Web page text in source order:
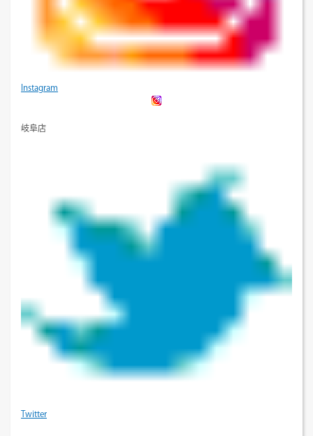
Instagram
岐阜店
Twitter